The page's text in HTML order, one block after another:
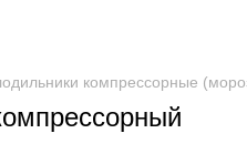
компрессорные